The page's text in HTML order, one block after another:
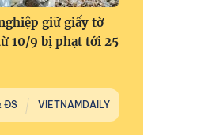
giữ giấy tờ
10/9 bị phạt tới 25
ĐS VIETNAMDAILY